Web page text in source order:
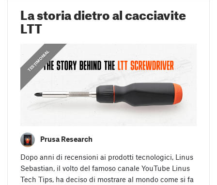
La storia dietro al cacciavite
LTT
PRUSA STORIES
,
PRUSA STORIES
TESTIMONIAL
TESTIMONIAL
Prusa Research
Dopo anni di recensioni ai prodotti tecnologici, Linus
Sebastian, il volto del famoso canale YouTube Linus
Tech Tips, ha deciso di mostrare al mondo come si fa